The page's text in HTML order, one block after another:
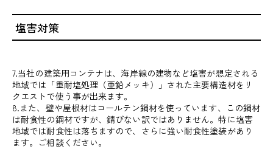
塩害対策
7.当社の建築用コンテナは、海岸線の建物など塩害が想定される
地域では「重耐塩処理（亜鉛メッキ）」された主要構造材をリ
クエストで使う事が出来ます。
8.また、壁や屋根材はコールテン鋼材を使っています、この鋼材
は耐食性の鋼材ですが、錆びない訳ではありません。特に塩害
地域では耐食性は落ちますので、さらに強い耐食性塗装があり
ます。ご相談ください。